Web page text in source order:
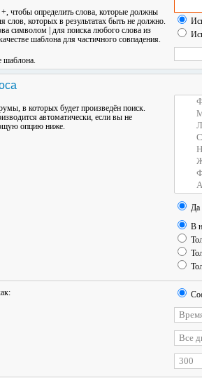
+, чтобы определить слова, которые должны
слов, которых в результатах быть не должно.
символом для поиска любого слова из
шаблона для частичного совпадения.
шаблона.
в которых будет произведён поиск.
автоматически, если вы не
опцию ниже.
Да
В